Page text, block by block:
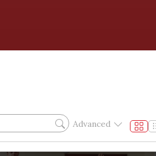
Advanced